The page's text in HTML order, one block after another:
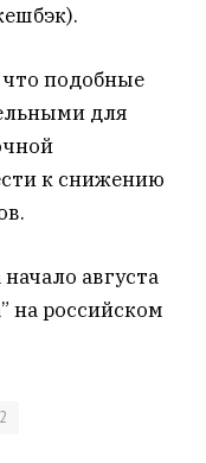
подобные
для
к снижению
августа
на российском